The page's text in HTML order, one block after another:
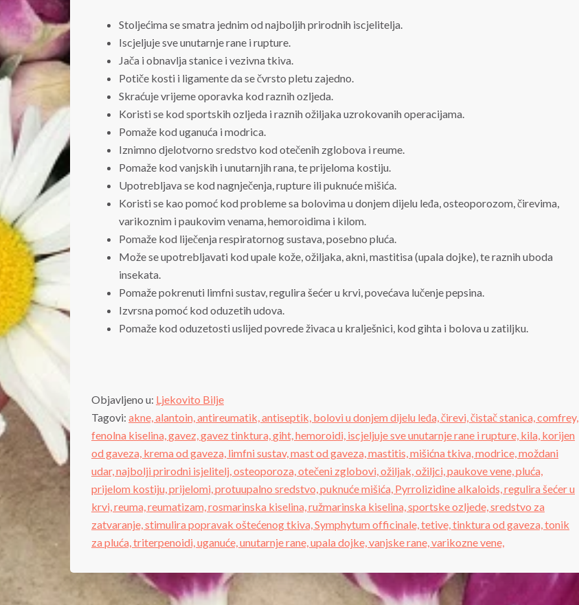
Stoljećima se smatra jednim od najboljih prirodnih iscjelitelja.
Iscjeljuje sve unutarnje rane i rupture.
Jača i obnavlja stanice i vezivna tkiva.
Potiče kosti i ligamente da se čvrsto pletu zajedno.
Skraćuje vrijeme oporavka kod raznih ozljeda.
Koristi se kod sportskih ozljeda i raznih ožiljaka uzrokovanih operacijama.
Pomaže kod uganuća i modrica.
Iznimno djelotvorno sredstvo kod otečenih zglobova i reume.
Pomaže kod vanjskih i unutarnjih rana, te prijeloma kostiju.
Upotrebljava se kod nagnječenja, rupture ili puknuće mišića.
Koristi se kao pomoć kod probleme sa bolovima u donjem dijelu leđa, osteoporozom, čirevima,
varikoznim i paukovim venama, hemoroidima i kilom.
Pomaže kod liječenja respiratornog sustava, posebno pluća.
Može se upotrebljavati kod upale kože, ožiljaka, akni, mastitisa (upala dojke), te raznih uboda
insekata.
Pomaže pokrenuti limfni sustav, regulira šećer u krvi, povećava lučenje pepsina.
Izvrsna pomoć kod oduzetih udova.
Pomaže kod oduzetosti uslijed povrede živaca u kralješnici, kod gihta i bolova u zatiljku.
Objavljeno u: Ljekovito Bilje
Tagovi: akne,alantoin,antireumatik,antiseptik, bolovi u donjem dijelu leđa,čirevi,čistač stanica,comfrey,
fenolna kiselina,gavez,gavez tinktura,giht,hemoroidi, iscjeljuje sve unutarnje rane i rupture, kila, korijen
od gaveza, krema od gaveza, limfni sustav,mast od gaveza,mastitis,mišićna tkiva,modrice,moždani
udar,najbolji prirodni isjelitelj,osteoporoza,otečeni zglobovi,ožiljak,ožiljci,paukove vene,pluća,
prijelom kostiju,prijelomi,protuupalno sredstvo,puknuće mišića, Pyrrolizidine alkaloids,regulira šećer u
krvi,reuma,reumatizam,rosmarinska kiselina,ružmarinska kiselina,sportske ozljede,sredstvo za
zatvaranje,stimulira popravak oštećenog tkiva,Symphytum officinale,tetive,tinktura od gaveza,tonik
za pluća,triterpenoidi,uganuće,unutarnje rane,upala dojke,vanjske rane,varikozne vene,